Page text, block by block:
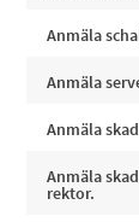
Anmäla
Anmäla
Anmäla
Anmäla
rektor.